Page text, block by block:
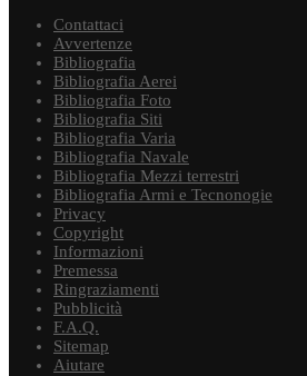
Contattaci
Avvertenze
Bibliografia
Bibliografia Aerei
Bibliografia Foto
Bibliografia Siti
Bibliografia Varia
Bibliografia Navale
Bibliografia Mezzi terrestri
Bibliografia Armi e Tecnonogie
Privacy
Copyright
Informazioni
Premessa
Ringraziamenti
Pubblicità
F.A.Q.
Sitemap
Aiutare